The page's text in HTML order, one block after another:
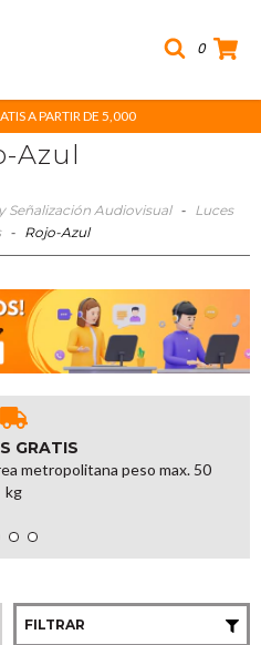
0
A PARTIR DE 5,000
Azul
Señalización Audiovisual - Luces
- Rojo-Azul
GRATIS
metropolitana peso max. 50
kg
FILTRAR